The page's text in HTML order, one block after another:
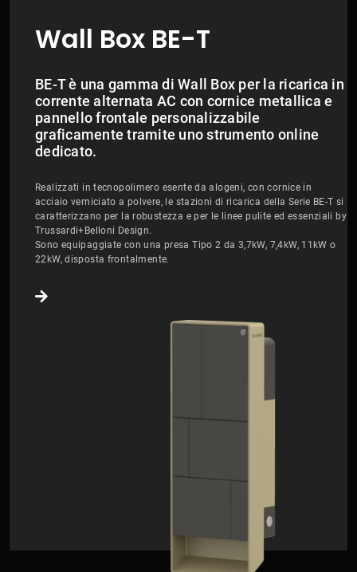
Wall Box BE-T
BE-T è una gamma di Wall Box per la ricarica in
corrente alternata AC con cornice metallica e
pannello frontale personalizzabile
graficamente tramite uno strumento online
dedicato.
Realizzati in tecnopolimero esente da alogeni, con cornice in
acciaio verniciato a polvere, le stazioni di ricarica della Serie BE-T si
caratterizzano per la robustezza e per le linee pulite ed essenziali by
Trussardi+Belloni Design.
Sono equipaggiate con una presa Tipo 2 da 3,7kW, 7,4kW, 11kW o
22kW, disposta frontalmente.